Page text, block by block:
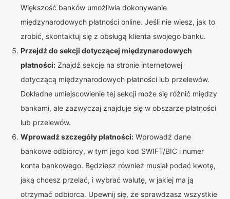
Większość banków umożliwia dokonywanie
międzynarodowych płatności online. Jeśli nie wiesz, jak to
zrobić, skontaktuj się z obsługą klienta swojego banku.
Przejdź do sekcji dotyczącej międzynarodowych
płatności: Znajdź sekcję na stronie internetowej
dotyczącą międzynarodowych płatności lub przelewów.
Dokładne umiejscowienie tej sekcji może się różnić między
bankami, ale zazwyczaj znajduje się w obszarze płatności
lub przelewów.
Wprowadź szczegóły płatności: Wprowadź dane
bankowe odbiorcy, w tym jego kod SWIFT/BIC i numer
konta bankowego. Będziesz również musiał podać kwotę,
jaką chcesz przelać, i wybrać walutę, w jakiej ma ją
otrzymać odbiorca. Upewnij się, że sprawdzasz wszystkie